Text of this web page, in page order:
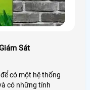
Sát
có một hệ thống
có những tính